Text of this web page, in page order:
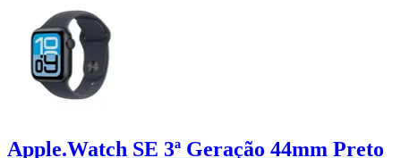
Apple.Watch SE 3ª Geração 44mm Preto